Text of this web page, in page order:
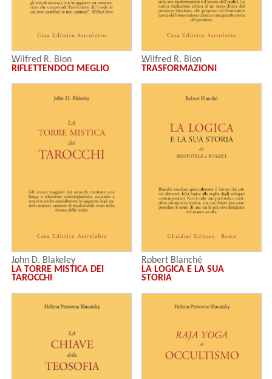
Wilfred R. Bion
RIFLETTENDOCI MEGLIO
Wilfred R. Bion
TRASFORMAZIONI
John D. Blakeley
LA TORRE MISTICA DEI
TAROCCHI
Robert Blanché
LA LOGICA E LA SUA
STORIA